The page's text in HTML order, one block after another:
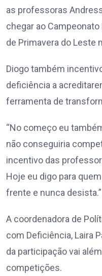
as professoras
chegar ao
de Primavera do Leste
Diogo também
deficiência a
ferramenta de
“No começo eu
não conseguiria
incentivo das
Hoje eu digo para
frente e nunca desista.”
A coordenadora de
com Deficiência, Laira
da participação vai
competições.